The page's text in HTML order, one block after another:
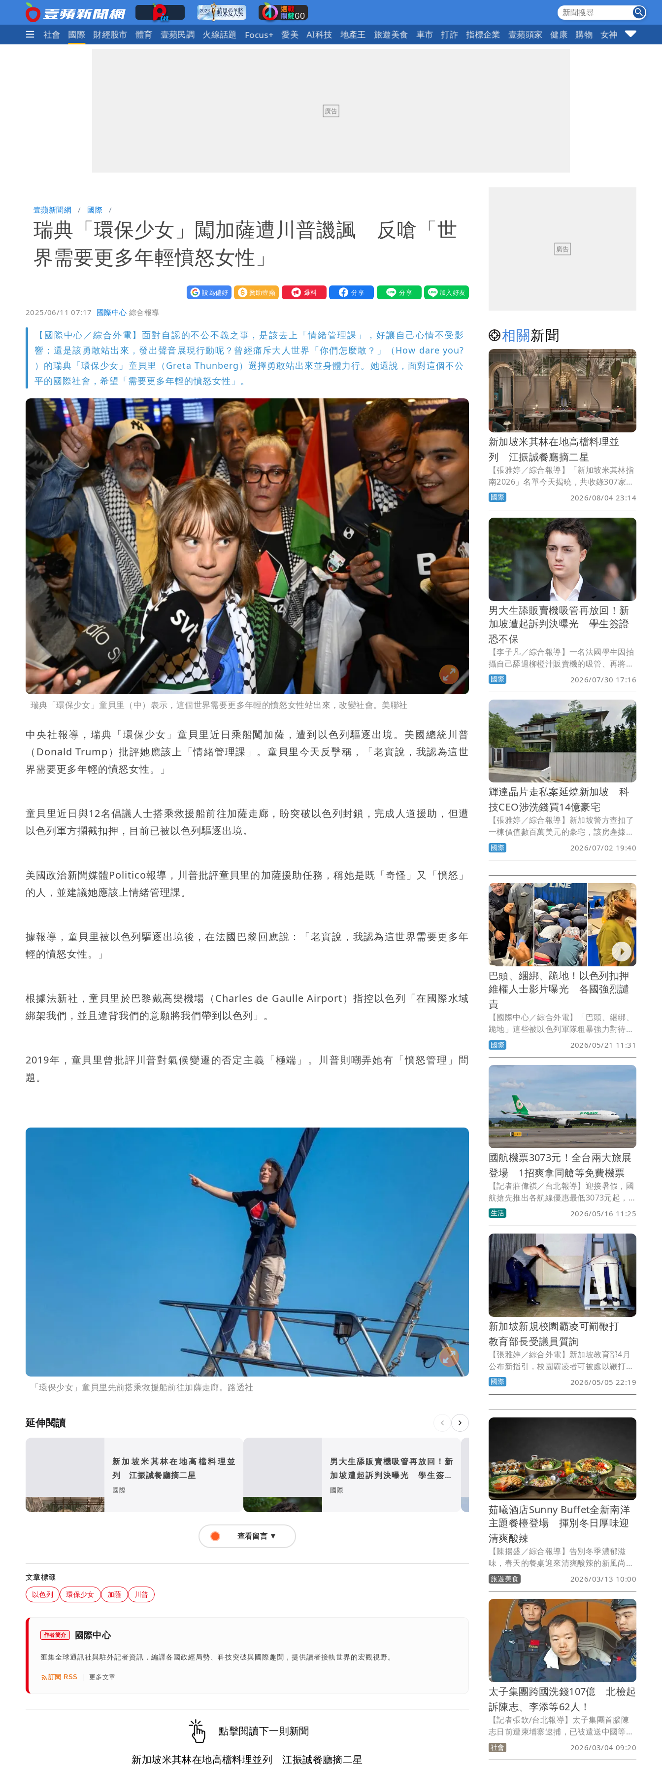
政治 社會 國際 財經股市 體育 壹蘋民調 火線話題 Focus+ 愛美 AI科技 地產王 旅遊美食 車市 打詐 指標企業 壹蘋頭家 健康 購物 女神 10點強打
壹蘋新聞網 國際
瑞典「環保少女」闖加薩遭川普譏諷 反嗆「世
界需要更多年輕憤怒女性」
設為偏好 贊助壹蘋 我要爆料
2025/06/11 07:17 國際中心 綜合報導
【國際中心／綜合外電】面對自認的不公不義之事，是該去上「情緒管理課」，好讓自己心情不受影
響；還是該勇敢站出來，發出聲音展現行動呢？曾經痛斥大人世界「你們怎麼敢？」（How dare you?
）的瑞典「環保少女」童貝里（Greta Thunberg）選擇勇敢站出來並身體力行。她還說，面對這個不公
平的國際社會，希望「需要更多年輕的憤怒女性」。
瑞典「環保少女」童貝里（中）表示，這個世界需要更多年輕的憤怒女性站出來，改變社會。美聯社
中央社報導，瑞典「環保少女」童貝里近日乘船闖加薩，遭到以色列驅逐出境。美國總統川普
（Donald Trump）批評她應該上「情緒管理課」。童貝里今天反擊稱，「老實說，我認為這世
界需要更多年輕的憤怒女性。」
童貝里近日與12名倡議人士搭乘救援船前往加薩走廊，盼突破以色列封鎖，完成人道援助，但遭
以色列軍方攔截扣押，目前已被以色列驅逐出境。
美國政治新聞媒體Politico報導，川普批評童貝里的加薩援助任務，稱她是既「奇怪」又「憤怒」
的人，並建議她應該上情緒管理課。
據報導，童貝里被以色列驅逐出境後，在法國巴黎回應說：「老實說，我認為這世界需要更多年
輕的憤怒女性。」
根據法新社，童貝里於巴黎戴高樂機場（Charles de Gaulle Airport）指控以色列「在國際水域
綁架我們，並且違背我們的意願將我們帶到以色列」。
2019年，童貝里曾批評川普對氣候變遷的否定主義「極端」。川普則嘲弄她有「憤怒管理」問
題。
「環保少女」童貝里先前搭乘救援船前往加薩走廊。路透社
延伸閱讀
新加坡米其林在地高檔料理並
列 江振誠餐廳摘二星
國際
男大生舔販賣機吸管再放回！新
加坡遭起訴判決曝光 學生簽證
恐不保
國際
輝達晶片走私案延燒新加坡
技CEO涉洗錢買14億豪宅
國際
查看留言 ▼
文章標籤
以色列 環保少女 加薩 川普
作者簡介 國際中心
匯集全球通訊社與駐外記者資訊，編譯各國政經局勢、科技突破與國際趣聞，提供讀者接軌世界的宏觀視野。
訂閱 RSS 更多文章
點擊閱讀下一則新聞
新加坡米其林在地高檔料理並列 江振誠餐廳摘二星
相關新聞
新加坡米其林在地高檔料理並
列 江振誠餐廳摘二星
【張雅婷／綜合報導】「新加坡米其林指
南2026」名單今天揭曉，共收錄307家餐
飲場所，其中3家摘下米其林三星、9家獲
米其林二星、33家獲米其林一星。其中，
由名廚江振誠帶領、坐落於新加坡萊佛士
酒店餐廳空間的1887 by André，獲得米
其林二星。
國際 2026/08/04 23:14
男大生舔販賣機吸管再放回！新
加坡遭起訴判決曝光 學生簽證
恐不保
【李子凡／綜合報導】一名法國學生因拍
攝自己舔過柳橙汁販賣機的吸管、再將吸
管放回機器的影片，並上傳社群媒體，引
發外界譁然。今天該學生在新加坡法庭上
承認公共滋擾罪，被判罰款465美元（約
1.5萬元台幣）。
國際 2026/07/30 17:16
輝達晶片走私案延燒新加坡 科
技CEO涉洗錢買14億豪宅
【張雅婷／綜合報導】新加坡警方查扣了
一棟價值數百萬美元的豪宅，該房產據稱
是以走私輝達（Nvidia）人工智慧（AI）
晶片所得收益購買。
國際 2026/07/02 19:40
巴頭、綑綁、跪地！以色列扣押
維權人士影片曝光 各國強烈譴
責
【國際中心／綜合外電】「巴頭、綑綁、
跪地」這些被以色列軍隊粗暴強力對待的
人士並不是罪犯，而是前往加薩從事人道
援助的「全球堅毅船隊」活動人士。當以
色列極右翼國家安全部長班吉維爾主動發
責。
國際 2026/05/21 11:31
國航機票3073元！全台兩大旅展
登場 1招爽拿同艙等免費機票
【記者莊偉祺／台北報導】迎接暑假，國
航搶先推出各航線優惠最低3073元起，配
合全台兩大旅展登場，期間購買機票還有
機會抽中同艙等免費機票。同時，也與新
加坡旅遊局合作推廣，統計台人第一季入
境就增16%。
生活 2026/05/16 11:25
新加坡新規校園霸凌可罰鞭打
教育部長受議員質詢
【張雅婷／綜合外電】新加坡教育部4月
公布新指引，校園霸凌者可被處以鞭打懲
罰。但新加坡教育部長李智陞今天對國會
表示，這項處罰僅會作為最後手段，並配
國際 2026/05/05 22:19
茹曦酒店Sunny Buffet全新南洋
主題餐檯登場 揮別冬日厚味迎
清爽酸辣
【陳揚盛／綜合報導】告別冬季濃郁滋
味，春天的餐桌迎來清爽酸辣的新風尚。
位於捷運小巨蛋站旁的茹曦酒店Sunny
Buffet，即日起推出全新南洋主題餐檯，
以檸檬、香茅、魚露與椰奶等經典元素，
勾勒熱帶氣息，呈現多道道地南洋佳餚。
價格方面，假日下午茶每人1080元
+10%，平日午餐與晚餐每人1180元
+10%，週五晚餐及假日午、晚餐每人
1380元+10%。此外，餐廳為壽星準備專
屬優惠：當月壽星於平日午餐或晚餐用
餐，2人同行1人半價，4人同行1人免費，
無論年終聚會或慶生派對都相當合適。
旅遊美食 2026/03/13 10:00
太子集團跨國洗錢107億 北檢起
訴陳志、李添等62人！
【記者張欽/台北報導】太子集團首腦陳
志日前遭柬埔寨逮捕，已被遣送中國等待
調查。北檢深入追查偵辦太子集團在台洗
錢、博弈等犯行，羈押在台核心幹部辜淑
社會 2026/03/04 09:20